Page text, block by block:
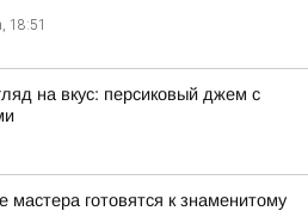
18:51
на вкус: персиковый джем с
мастера готовятся к знаменитому